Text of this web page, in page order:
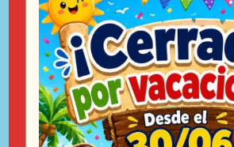
CONTACTO
Teléfono:911 549 954
Móvil & WhatsApp:652 726 529
Email:info@planetamagicvillalba.es